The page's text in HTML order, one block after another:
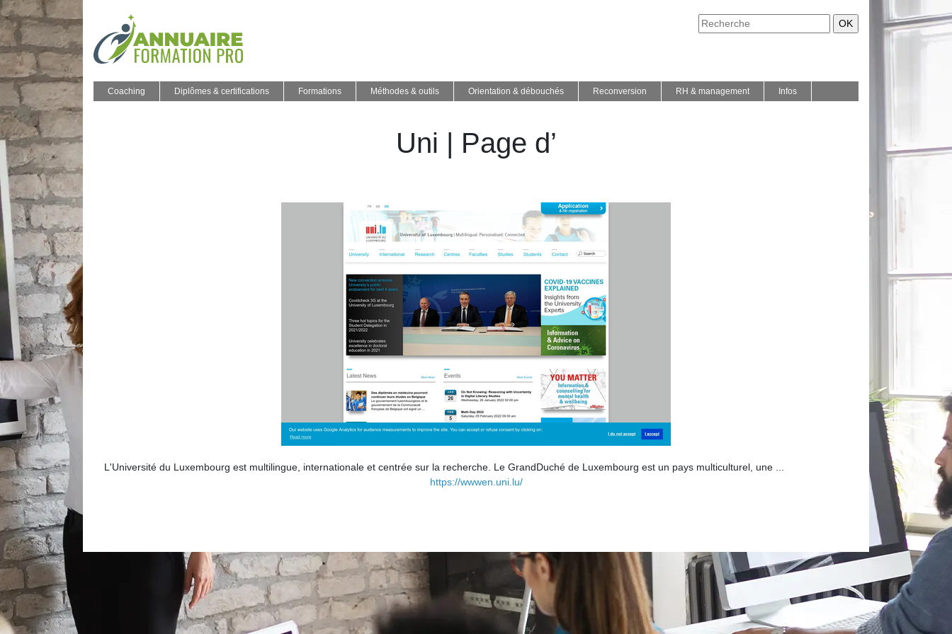
Coaching Diplômes & certifications Formations Méthodes & outils Orientation & débouchés Reconversion RH & management Infos
Uni | Page d’
L'Université du Luxembourg est multilingue, internationale et centrée sur la recherche. Le GrandDuché de Luxembourg est un pays multiculturel, une ...
https://wwwen.uni.lu/